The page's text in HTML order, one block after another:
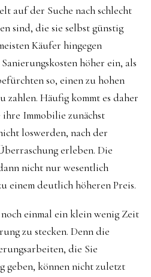
auf der Suche nach schlecht
sind, die sie selbst günstig
Käufer hingegen
höher ein, als
so, einen zu hohen
zahlen. Häufig kommt es daher
ihre Immobilie zunächst
loswerden, nach der
erleben. Die
nicht nur wesentlich
einem deutlich höheren Preis.
einmal ein klein wenig Zeit
zu stecken. Denn die
die Sie
geben, können nicht zuletzt